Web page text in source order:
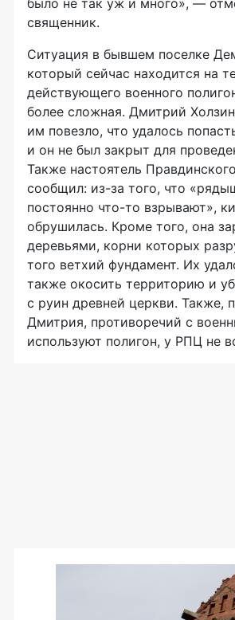
священник.
Ситуация в бывшем поселке
который сейчас находится на
действующего военного
более сложная. Дмитрий
им повезло, что удалось
и он не был закрыт для
Также настоятель
сообщил: из-за того, что
постоянно что-то взрывают»,
обрушилась. Кроме того, она
деревьями, корни которых
того ветхий фундамент. Их
также окосить территорию и
с руин древней церкви. Также,
Дмитрия, противоречий с
используют полигон, у РПЦ не